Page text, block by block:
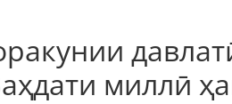
миллӣ